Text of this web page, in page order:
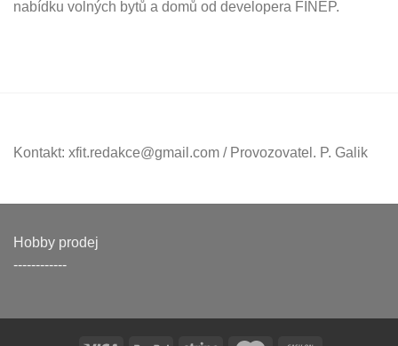
nabídku volných bytů a domů od developera FINEP.
Kontakt: xfit.redakce@gmail.com / Provozovatel. P. Galik
Hobby prodej
------------